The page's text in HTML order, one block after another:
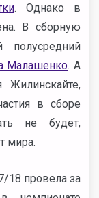
. Однако в
В сборную
Малашенко. А
Жилинскайте,
в сборе
не будет,
мира.
18 провела за